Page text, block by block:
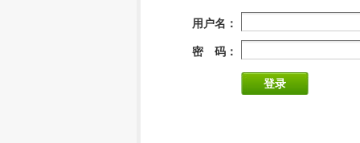
用户名：
密 码：
登录